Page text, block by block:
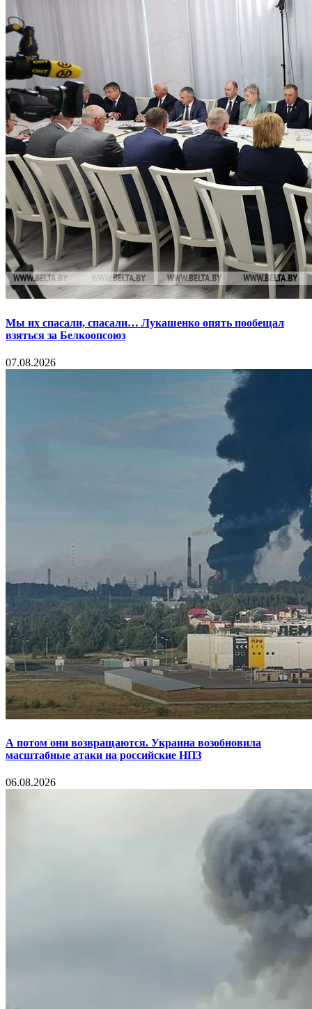
Мы их спасали, спасали… Лукашенко опять пообещал
взяться за Белкоопсоюз
07.08.2026
А потом они возвращаются. Украина возобновила
масштабные атаки на российские НПЗ
06.08.2026